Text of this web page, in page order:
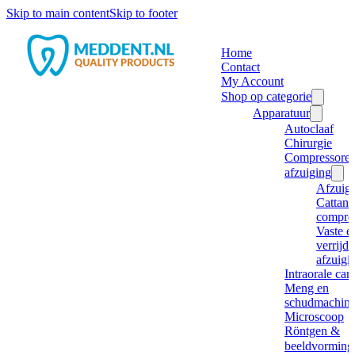
Skip to main contentSkip to footer
Home
Contact
My Account
Shop op categorie
Apparatuur
Autoclaaf
Chirurgie
afzuiging
Cattani
Vaste
Intraorale
Meng en
Microscoop
Röntgen &
beeldvorming